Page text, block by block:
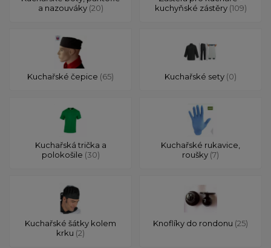
a nazouváky (20)
kuchyňské zástěry (109)
Kuchařské čepice (65) Kuchařské sety (0)
Kuchařská trička a
polokošile (30)
Kuchařské rukavice,
roušky (7)
Kuchařské šátky kolem
krku (2)
Knoflíky do rondonu (25)